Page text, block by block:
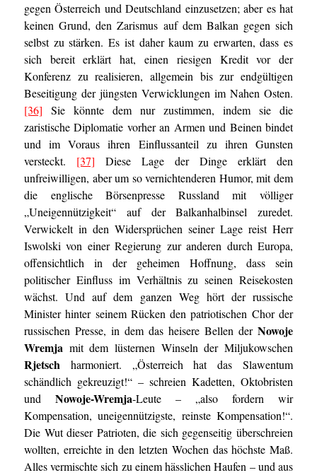
gegen Österreich und Deutschland einzusetzen; aber es hat
keinen Grund, den Zarismus auf dem Balkan gegen sich
selbst zu stärken. Es ist daher kaum zu erwarten, dass es
sich bereit erklärt hat, einen riesigen Kredit vor der
Konferenz zu realisieren, allgemein bis zur endgültigen
Beseitigung der jüngsten Verwicklungen im Nahen Osten.
[36] Sie könnte dem nur zustimmen, indem sie die
zaristische Diplomatie vorher an Armen und Beinen bindet
und im Voraus ihren Einflussanteil zu ihren Gunsten
versteckt. [37] Diese Lage der Dinge erklärt den
unfreiwilligen, aber um so vernichtenderen Humor, mit dem
die englische Börsenpresse Russland mit völliger
„Uneigennützigkeit“ auf der Balkanhalbinsel zuredet.
Verwickelt in den Widersprüchen seiner Lage reist Herr
Iswolski von einer Regierung zur anderen durch Europa,
offensichtlich in der geheimen Hoffnung, dass sein
politischer Einfluss im Verhältnis zu seinen Reisekosten
wächst. Und auf dem ganzen Weg hört der russische
Minister hinter seinem Rücken den patriotischen Chor der
russischen Presse, in dem das heisere Bellen derNowoje
Wremjamit dem lüsternen Winseln der Miljukowschen
Rjetschharmoniert. „Österreich hat das Slawentum
schändlich gekreuzigt!“ – schreien Kadetten, Oktobristen
und Nowoje-Wremja-Leute – „also fordern wir
Kompensation, uneigennützigste, reinste Kompensation!“.
Die Wut dieser Patrioten, die sich gegenseitig überschreien
wollten, erreichte in den letzten Wochen das höchste Maß.
Alles vermischte sich zu einem hässlichen Haufen – und aus